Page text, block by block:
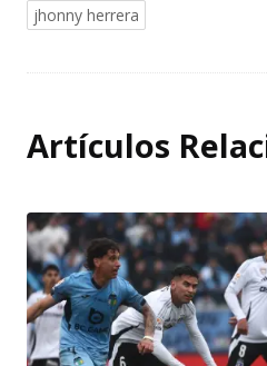
jhonny herrera
Artículos